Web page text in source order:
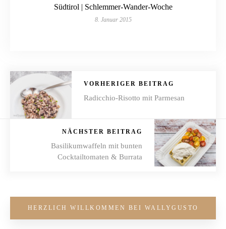
Südtirol | Schlemmer-Wander-Woche
8. Januar 2015
VORHERIGER BEITRAG
Radicchio-Risotto mit Parmesan
NÄCHSTER BEITRAG
Basilikumwaffeln mit bunten
Cocktailtomaten & Burrata
HERZLICH WILLKOMMEN BEI WALLYGUSTO